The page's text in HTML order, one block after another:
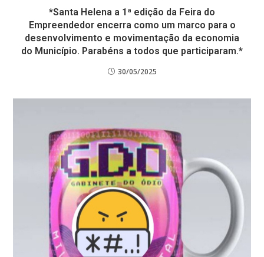
*Santa Helena a 1ª edição da Feira do
Empreendedor encerra como um marco para o
desenvolvimento e movimentação da economia
do Município. Parabéns a todos que participaram.*
30/05/2025